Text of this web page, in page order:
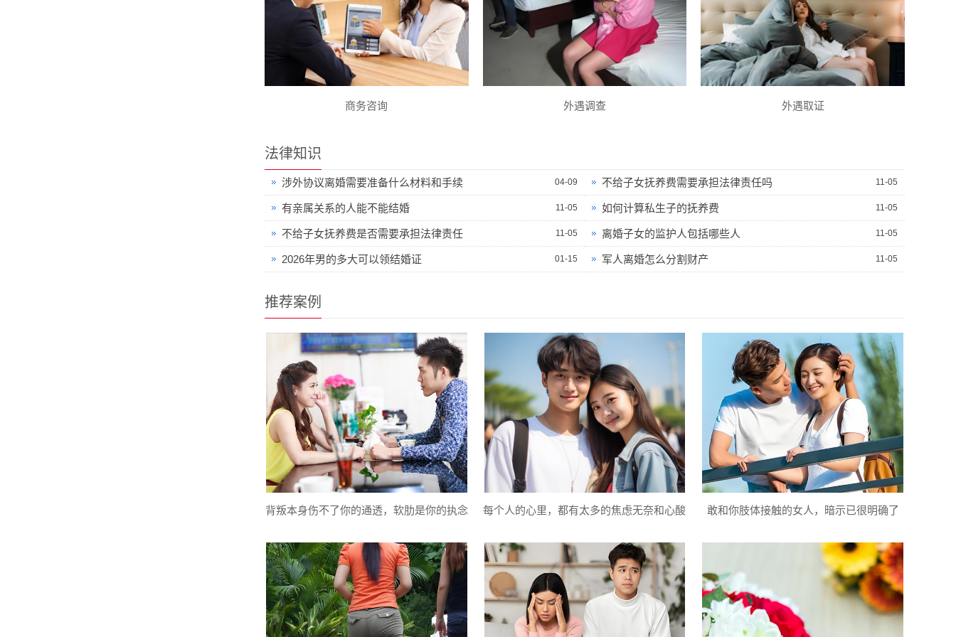
商务咨询 外遇调查 外遇取证
法律知识
04-09
涉外协议离婚需要准备什么材料和手续 11-05
不给子女抚养费需要承担法律责任吗
11-05
有亲属关系的人能不能结婚 11-05
如何计算私生子的抚养费
11-05
不给子女抚养费是否需要承担法律责任 11-05
离婚子女的监护人包括哪些人
01-15
2026年男的多大可以领结婚证 11-05
军人离婚怎么分割财产
推荐案例
背叛本身伤不了你的通透，软肋是你的执念 每个人的心里，都有太多的焦虑无奈和心酸 敢和你肢体接触的女人，暗示已很明确了